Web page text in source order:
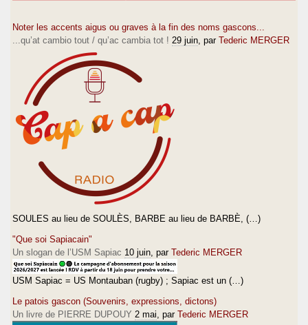
Noter les accents aigus ou graves à la fin des noms gascons...
...qu’at cambio tout / qu’ac cambia tot ! 29 juin , par Tederic MERGER
SOULES au lieu de SOULÈS, BARBE au lieu de BARBÈ, (…)
"Que soi Sapiacain"
Un slogan de l’USM Sapiac 10 juin , par Tederic MERGER
USM Sapiac = US Montauban (rugby) ; Sapiac est un (…)
Le patois gascon (Souvenirs, expressions, dictons)
Un livre de PIERRE DUPOUY 2 mai , par Tederic MERGER